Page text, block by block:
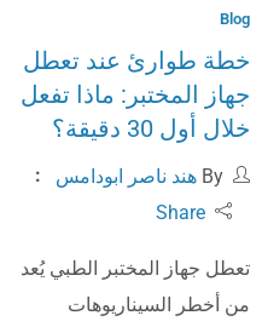
Blog
خطة طوارئ عند تعطل
جهاز المختبر: ماذا تفعل
خلال أول 30 دقيقة؟
هند ناصر ابودامس
Share
تعطل جهاز المختبر الطبي يُعد
من أخطر السيناريوهات